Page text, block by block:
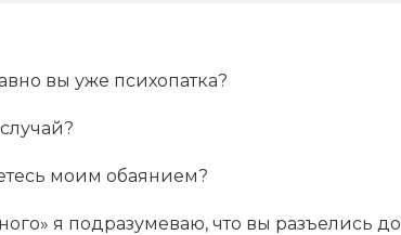
вы уже психопатка?
моим обаянием?
я подразумеваю, что вы разъелись до